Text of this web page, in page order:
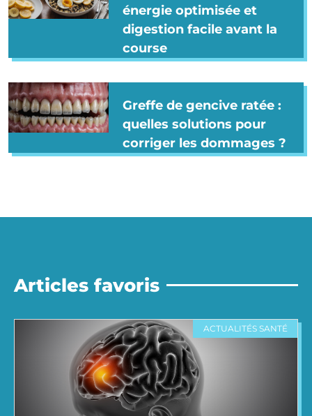
énergie optimisée et
digestion facile avant la
course
Greffe de gencive ratée :
quelles solutions pour
corriger les dommages ?
Articles favoris
ACTUALITÉS SANTÉ